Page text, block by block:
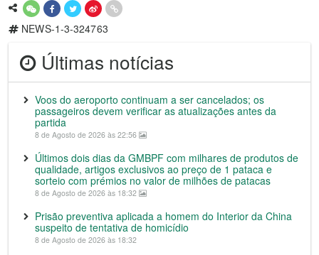
NEWS-1-3-324763
Últimas notícias
Voos do aeroporto continuam a ser cancelados; os
passageiros devem verificar as atualizações antes da
partida
8 de Agosto de 2026 às 22:56
Últimos dois dias da GMBPF com milhares de produtos de
qualidade, artigos exclusivos ao preço de 1 pataca e
sorteio com prémios no valor de milhões de patacas
8 de Agosto de 2026 às 18:32
Prisão preventiva aplicada a homem do Interior da China
suspeito de tentativa de homicídio
8 de Agosto de 2026 às 18:32